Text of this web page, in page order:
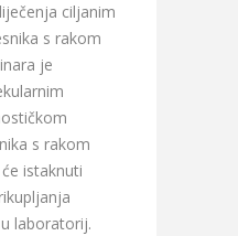
ciljanim
s rakom
je
s rakom
istaknuti
laboratorij.